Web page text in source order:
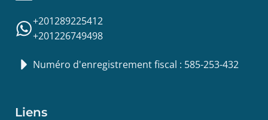
+201289225412
+201226749498
Numéro d'enregistrement fiscal : 585-253-432
Liens